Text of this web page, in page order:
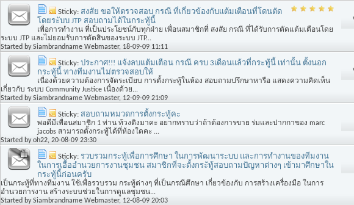
Sticky: สงสัย ขอให้ตรวจสอบ กรณี ที่เกี่ยวข้องกับแต้มเตือนที่โดนตัด
โดยระับบ JTP สอบถามได้ในกระทู้นี้
เพื่อการทำงาน ที่เป็นประโยชน์กับทุกฝ่าย เพื่อนสมาชิกที่ สงสัย กรณี ที่ได้รับการตัดแต้มเตือนโดย
ระบบ JTP และไม่ยอมรับการตัดสินของระบบ JTP...
Started bySiambrandname Webmaster, 18-09-09 11:11
Sticky: ประกาศ!!! แจ้งลบแต้มเตือน กรณี ครบ 3เดือนแล้วที่กระทู้นี้ เท่านั้น ตั้งนอก
กระทู้นี้ ทางทีมงานไม่ตรวจสอบให้
เนื่องด้วยความต้องการจัดระเบียบ การตั้งกระทู้ในห้อง สอบถามปรึกษาหารือ แสดงความคิดเห็น
เกี่ยวกับ ระบบ Community Justice เนื่องด้วย...
Started bySiambrandname Webmaster, 12-09-09 21:09
Sticky: สอบถามหมวดการตั้งกระทู้คะ
พอดีมีเพื่อนสมาชิก 1 ท่าน ท้วงติงมาคะ อยากทราบว่าถ้าต้องการขาย ร่มและปากกาของ marc
jacobs สามารถตั้งกระทู้ได้ที่ห้องใดคะ ...
Started byoh22, 20-08-09 23:30
Sticky: รวบรวมกระทู้เพื่อการศึกษา ในการพัฒนาระบบ และการทำงานของทีมงาน
ในการเอื้ออำนวยการงานชุมชน สมาชิกที่จะตั้งกระัทู้สอบถามปัญหาต่างๆ เข้ามาศึกษาใน
กระทู้นี้ก่อนครับ
เป็นกระทู้ที่ทางทีมงาน ใช้เพื่อรวบรวม กระทู้ต่างๆ ที่เป็นกรณีศึกษา เกี่ยวข้องกับ การสร้างเครื่องมือ ในการ
อำนวยการงาน สร้างระบบช่วยในการดูแลชุมชน...
Started bySiambrandname Webmaster, 12-08-09 20:03